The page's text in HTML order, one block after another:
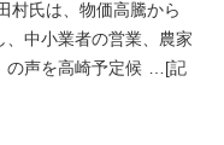
氏は、物価高騰から
、中小業者の営業、農家
の声を高崎予定候 … [記